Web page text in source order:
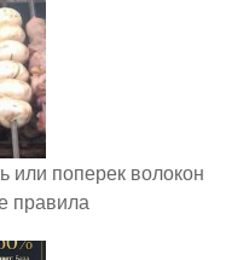
или поперек волокон
правила